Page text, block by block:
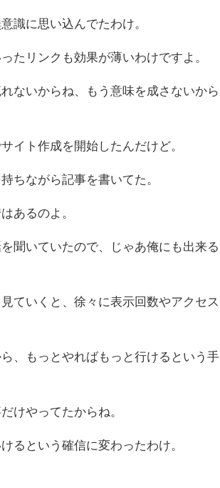
識に思い込んでたわけ。
たリンクも効果が薄いわけですよ。
ないからね、もう意味を成さないから
イト作成を開始したんだけど。
ちながら記事を書いてた。
あるのよ。
聞いていたので、じゃあ俺にも出来る
ていくと、徐々に表示回数やアクセス
、もっとやればもっと行けるという手
けやってたからね。
るという確信に変わったわけ。